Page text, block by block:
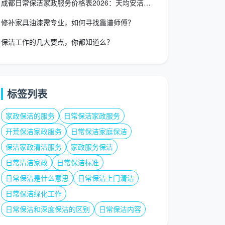
成都日常保洁家政服务价格表2026：天均安洁透明报价一览
修补家具油漆需专业，如何寻找靠谱师傅？
保洁工作的几大要点，你都知道么？
标签列表
家政保洁的服务
日常保洁家政服务
开荒保洁家政服务
日常保洁家庭保洁
保洁家政清洁服务
家政服务保洁
日常清洁家政
日常保洁标准
日常保洁是什么意思
日常保洁上门清洁
日常保洁绿化工作
日常保洁和深度保洁的区别
日常保洁内容